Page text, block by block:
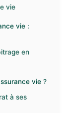
vie
vie :
en
vie ?
à ses